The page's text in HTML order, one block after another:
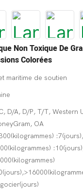
Non Toxique De
Colorées
maritime de soutien
D/A, D/P, T/T, Western
OA